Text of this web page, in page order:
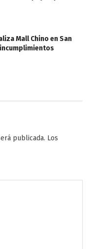
Mall Chino en San
publicada. Los